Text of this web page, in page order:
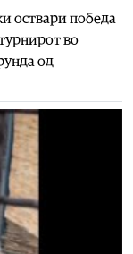
оствари победа
во
од